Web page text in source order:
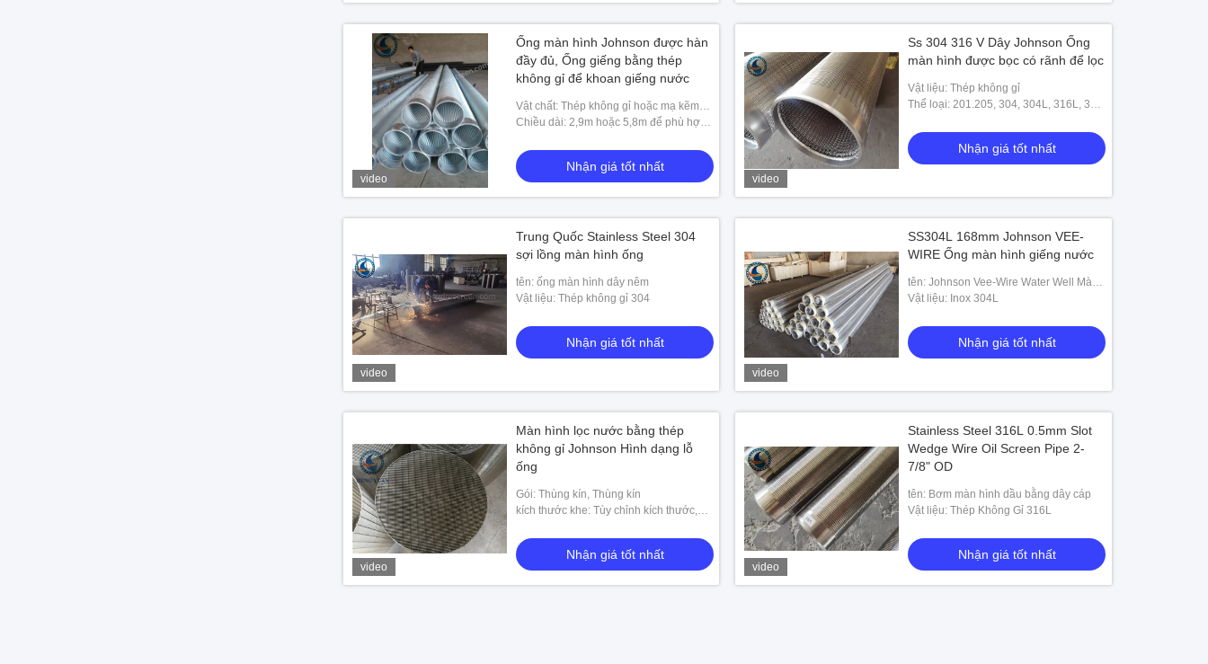
video
Ống màn hình Johnson được hàn
đầy đủ, Ống giếng bằng thép
không gỉ để khoan giếng nước
Vật chất: Thép không gỉ hoặc mạ kẽm
carbon thấp
Chiều dài: 2,9m hoặc 5,8m để phù hợp
Nhận giá tốt nhất
video
Ss 304 316 V Dây Johnson Ống
màn hình được bọc có rãnh để lọc
Vật liệu: Thép không gỉ
Thể loại: 201.205, 304, 304L, 316L, 321,
Nhận giá tốt nhất
video
Trung Quốc Stainless Steel 304
sợi lồng màn hình ống
tên: ống màn hình dây nêm
Vật liệu: Thép không gỉ 304
Nhận giá tốt nhất
video
SS304L 168mm Johnson VEE-
WIRE Ống màn hình giếng nước
tên: Johnson Vee-Wire Water Well Màn
hình màn hình
Vật liệu: Inox 304L
Nhận giá tốt nhất
video
Màn hình lọc nước bằng thép
không gỉ Johnson Hình dạng lỗ
ống
Gói: Thùng kín, Thùng kín
kích thước khe: Tùy chỉnh kích thước,
Nhận giá tốt nhất
video
Stainless Steel 316L 0.5mm Slot
Wedge Wire Oil Screen Pipe 2-
7/8" OD
tên: Bơm màn hình dầu bằng dây cáp
Vật liệu: Thép Không Gỉ 316L
Nhận giá tốt nhất